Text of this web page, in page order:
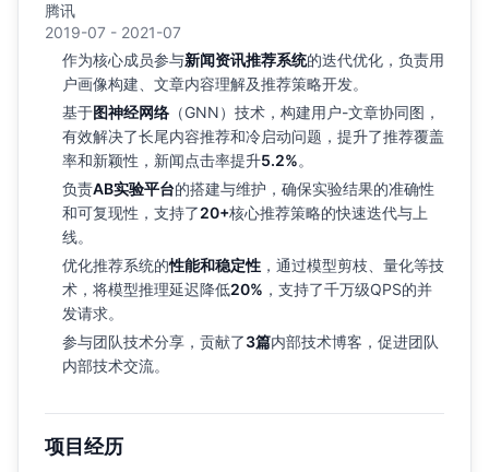
腾讯
2019-07 - 2021-07
作为核心成员参与新闻资讯推荐系统的迭代优化，负责用
户画像构建、文章内容理解及推荐策略开发。
基于图神经网络 （GNN）技术，构建用户-文章协同图，
有效解决了长尾内容推荐和冷启动问题，提升了推荐覆盖
率和新颖性，新闻点击率提升5.2%。
负责AB实验平台的搭建与维护，确保实验结果的准确性
和可复现性，支持了20+核心推荐策略的快速迭代与上
线。
优化推荐系统的性能和稳定性 ，通过模型剪枝、量化等技
术，将模型推理延迟降低20% ，支持了千万级QPS的并
发请求。
参与团队技术分享，贡献了3篇内部技术博客，促进团队
内部技术交流。
项目经历